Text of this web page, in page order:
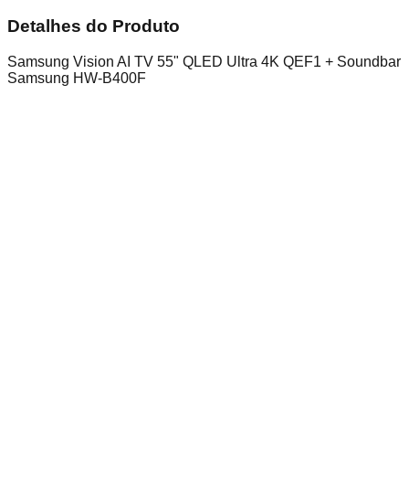
Detalhes do Produto
Samsung Vision AI TV 55" QLED Ultra 4K QEF1 + Soundbar
Samsung HW-B400F